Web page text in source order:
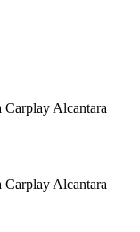
Alcantara
Alcantara